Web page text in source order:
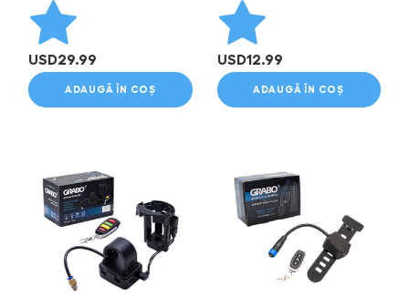
USD29.99
ADAUGĂ ÎN COȘ
USD12.99
ADAUGĂ ÎN COȘ